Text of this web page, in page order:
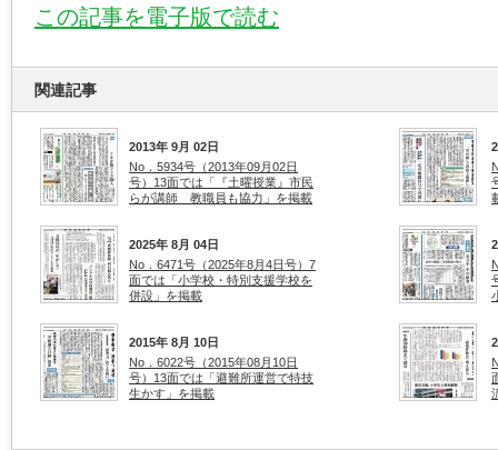
この記事を電子版で読む
関連記事
2013年 9月 02日
No．5934号（2013年09月02日
号）13面では「『土曜授業』市民
らが講師 教職員も協力」を掲載
2025年 8月 04日
No．6471号（2025年8月4日号）7
面では「小学校・特別支援学校を
併設」を掲載
2015年 8月 10日
No．6022号（2015年08月10日
号）13面では「避難所運営で特技
生かす」を掲載